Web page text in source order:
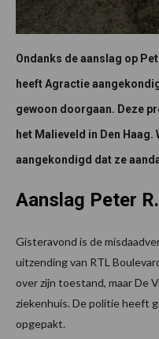
Ondanks de aanslag op
heeft Agractie
gewoon doorgaan. Deze
het Malieveld in Den
aangekondigd dat ze
Aanslag Peter
Gisteravond is de
uitzending van RTL
over zijn toestand, maar De
ziekenhuis. De politie heeft
opgepakt.